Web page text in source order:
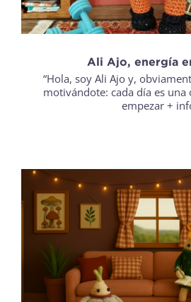
Ali Ajo, energía
“Hola, soy Ali Ajo y,
motivándote: cada día es
empezar +